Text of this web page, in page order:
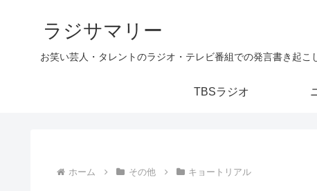
ラジサマリー
お笑い芸人・タレントのラジオ・テレビ番組での発言書き起こ
TBSラジオ
ホーム その他 キョートリアル